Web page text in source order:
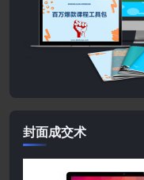
封面成交术